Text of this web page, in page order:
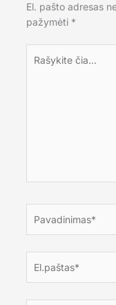
El. pašto adresas
pažymėti *
čia...